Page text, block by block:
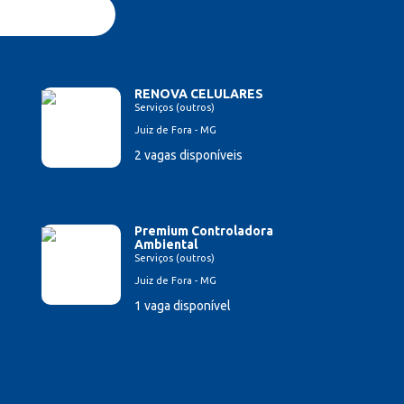
RENOVA CELULARES
Serviços (outros)
Juiz de Fora - MG
2 vagas disponíveis
Premium Controladora
Ambiental
Serviços (outros)
Juiz de Fora - MG
1 vaga disponível